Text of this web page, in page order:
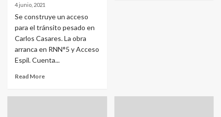
4 junio, 2021
Se construye un acceso
para el tránsito pesado en
Carlos Casares. La obra
arranca en RNN°5 y Acceso
Espil. Cuenta...
Read More